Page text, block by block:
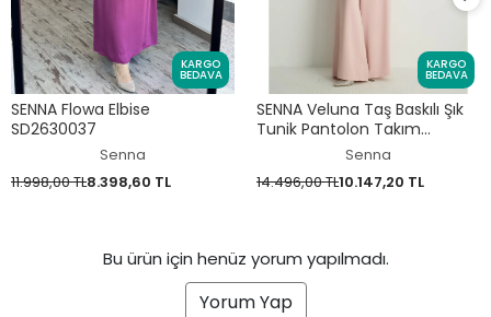
KARGO
BEDAVA
SENNA Flowa Elbise
SD2630037
Senna
11.998,00 TL8.398,60 TL
KARGO
BEDAVA
SENNA Veluna Taş Baskılı Şık
Tunik Pantolon Takım
Senna
14.496,00 TL10.147,20 TL
Bu ürün için henüz yorum yapılmadı.
Yorum Yap